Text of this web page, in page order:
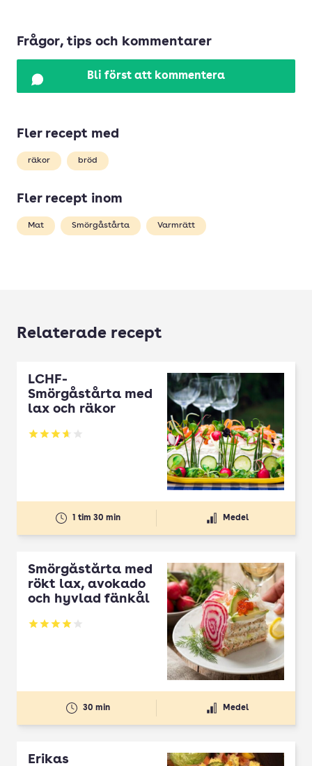
Frågor, tips och kommentarer
Bli först att kommentera
Fler recept med
räkor bröd
Fler recept inom
Mat Smörgåstårta Varmrätt
Relaterade recept
LCHF-
Smörgåstårta med
lax och räkor
Betyg: 3.63 av 5
1 tim 30 min Medel
Smörgåstårta med
rökt lax, avokado
och hyvlad fänkål
Betyg: 4 av 5
30 min Medel
Erikas